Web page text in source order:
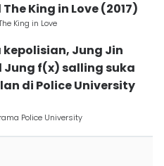
King in Love (2017)
King in Love
Jung Jin
Jung f(x) salling suka
di Police University
Police University